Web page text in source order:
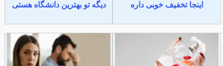
اینجا تخفیف خوبی داره
دیگه تو بهترین دانشگاه هستی